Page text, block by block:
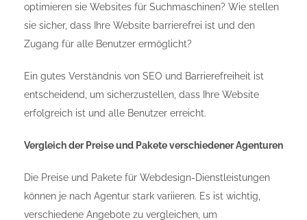
optimieren sie Websites für Suchmaschinen? Wie stellen
sie sicher, dass Ihre Website barrierefrei ist und den
Zugang für alle Benutzer ermöglicht?
Ein gutes Verständnis von SEO und Barrierefreiheit ist
entscheidend, um sicherzustellen, dass Ihre Website
erfolgreich ist und alle Benutzer erreicht.
Vergleich der Preise und Pakete verschiedener Agenturen
Die Preise und Pakete für Webdesign-Dienstleistungen
können je nach Agentur stark variieren. Es ist wichtig,
verschiedene Angebote zu vergleichen, um